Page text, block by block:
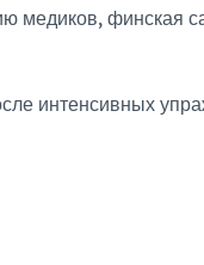
медиков, финская
интенсивных